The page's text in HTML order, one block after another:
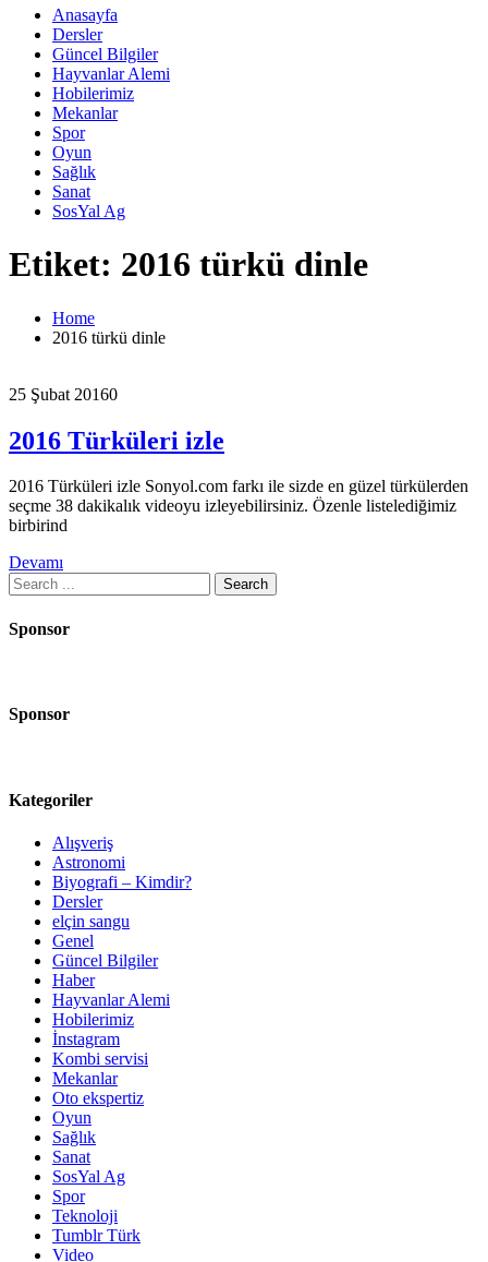
Anasayfa
Dersler
Güncel Bilgiler
Hayvanlar Alemi
Hobilerimiz
Mekanlar
Spor
Oyun
Sağlık
Sanat
SosYal Ag
Etiket: 2016 türkü dinle
Home
2016 türkü dinle
25 Şubat 20160
2016 Türküleri izle
2016 Türküleri izle Sonyol.com farkı ile sizde en güzel türkülerden
seçme 38 dakikalık videoyu izleyebilirsiniz. Özenle listelediğimiz
birbirind
Devamı
Search
for:
Sponsor
Sponsor
Kategoriler
Alışveriş
Astronomi
Biyografi – Kimdir?
Dersler
elçin sangu
Genel
Güncel Bilgiler
Haber
Hayvanlar Alemi
Hobilerimiz
İnstagram
Kombi servisi
Mekanlar
Oto ekspertiz
Oyun
Sağlık
Sanat
SosYal Ag
Spor
Teknoloji
Tumblr Türk
Video